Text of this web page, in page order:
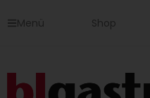
InhaltMenü Shop